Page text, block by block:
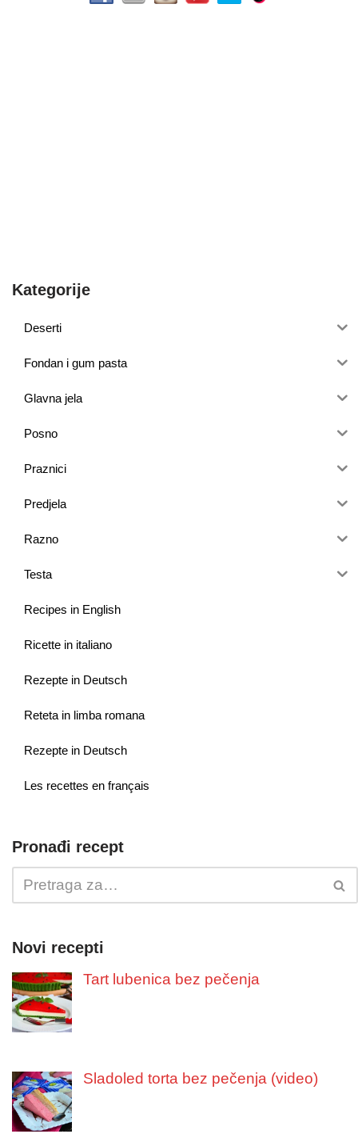
Kategorije
Deserti
Fondan i gum pasta
Glavna jela
Posno
Praznici
Predjela
Razno
Testa
Recipes in English
Ricette in italiano
Rezepte in Deutsch
Reteta in limba romana
Rezepte in Deutsch
Les recettes en français
Pronađi recept
Novi recepti
Tart lubenica bez pečenja
Sladoled torta bez pečenja (video)